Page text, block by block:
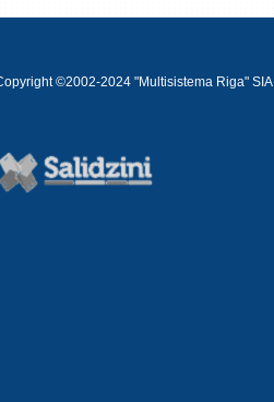
©2002-2024 "Multisistema Riga" SIA